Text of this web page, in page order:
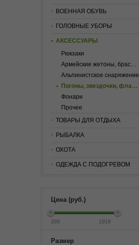
ВОЕННАЯ ОБУВЬ
ГОЛОВНЫЕ УБОРЫ
АКСЕССУАРЫ
Рюкзаки
Армейские жетоны, браслеты и цепи
Альпинистское снаряжение
Погоны, звездочки, флаги и нашивки
Фонари
Прочее
ТОВАРЫ ДЛЯ ОТДЫХА
РЫБАЛКА
ОХОТА
ОДЕЖДА С ПОДОГРЕВОМ
Цена (руб.)
Размер